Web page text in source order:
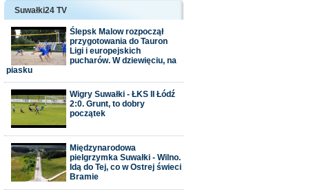
Suwałki24 TV
Ślepsk Malow rozpoczął
przygotowania do Tauron
Ligi i europejskich
pucharów. W dziewięciu, na
piasku
Wigry Suwałki - ŁKS II Łódź
2:0. Grunt, to dobry
początek
Międzynarodowa
pielgrzymka Suwałki - Wilno.
Idą do Tej, co w Ostrej świeci
Bramie